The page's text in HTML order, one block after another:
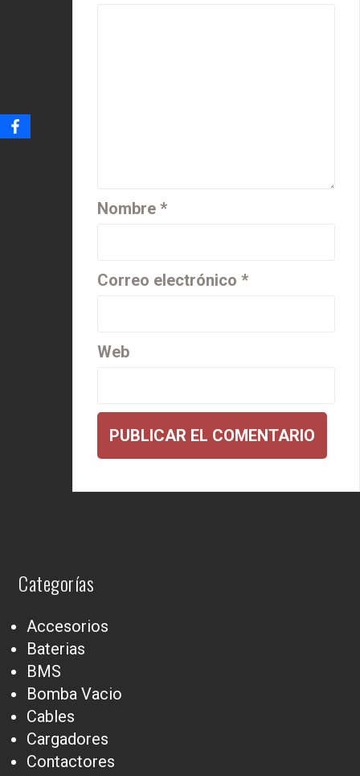
Nombre *
Correo electrónico *
Web
Categorías
Accesorios
Baterias
BMS
Bomba Vacio
Cables
Cargadores
Contactores